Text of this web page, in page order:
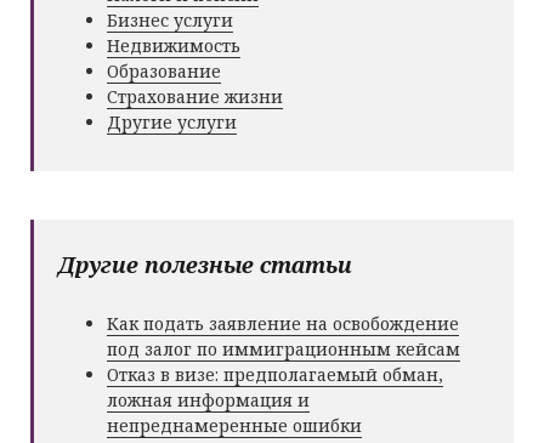
Бизнес услуги
Недвижимость
Образование
Страхование жизни
Другие услуги
Другие полезные статьи
Как подать заявление на освобождение
под залог по иммиграционным кейсам
Отказ в визе: предполагаемый обман,
ложная информация и
непреднамеренные ошибки